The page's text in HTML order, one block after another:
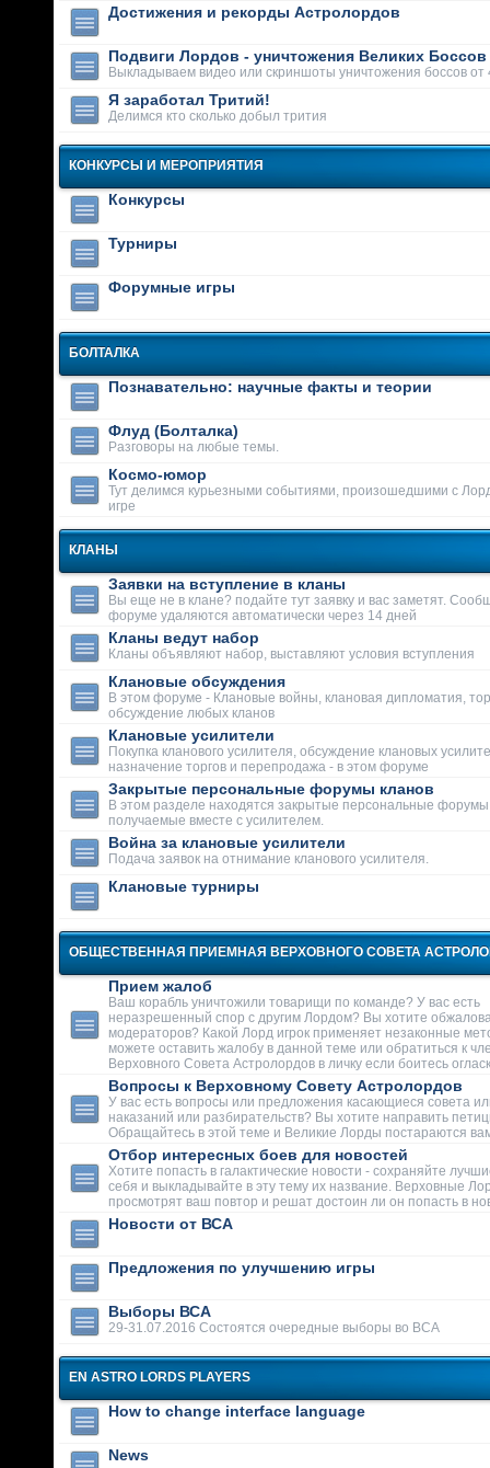
Достижения и рекорды Астролордов
Подвиги Лордов - уничтожения Великих Боссов
Выкладываем видео или скриншоты уничтожения боссов от
Я заработал Тритий!
Делимся кто сколько добыл трития
КОНКУРСЫ И МЕРОПРИЯТИЯ
Конкурсы
Турниры
Форумные игры
БОЛТАЛКА
Познавательно: научные факты и теории
Флуд (Болталка)
Разговоры на любые темы.
Космо-юмор
Тут делимся курьезными событиями, произошедшими с
игре
КЛАНЫ
Заявки на вступление в кланы
Вы еще не в клане? подайте тут заявку и вас заметят.
форуме удаляются автоматически через 14 дней
Кланы ведут набор
Кланы объявляют набор, выставляют условия вступления
Клановые обсуждения
В этом форуме - Клановые войны, клановая дипломатия,
обсуждение любых кланов
Клановые усилители
Покупка кланового усилителя, обсуждение клановых
назначение торгов и перепродажа - в этом форуме
Закрытые персональные форумы кланов
В этом разделе находятся закрытые персональные форумы
получаемые вместе с усилителем.
Война за клановые усилители
Подача заявок на отнимание кланового усилителя.
Клановые турниры
ОБЩЕСТВЕННАЯ ПРИЕМНАЯ ВЕРХОВНОГО СОВЕТА
Прием жалоб
Ваш корабль уничтожили товарищи по команде? У вас есть
неразрешенный спор с другим Лордом? Вы хотите
модераторов? Какой Лорд игрок применяет незаконные
можете оставить жалобу в данной теме или обратиться к
Верховного Совета Астролордов в личку если боитесь
Вопросы к Верховному Совету Астролордов
У вас есть вопросы или предложения касающиеся совета
наказаний или разбирательств? Вы хотите направить
Обращайтесь в этой теме и Великие Лорды постараются
Отбор интересных боев для новостей
Хотите попасть в галактические новости - сохраняйте
себя и выкладывайте в эту тему их название. Верховные
просмотрят ваш повтор и решат достоин ли он попасть в
Новости от ВСА
Предложения по улучшению игры
Выборы ВСА
29-31.07.2016 Состоятся очередные выборы во ВСА
EN ASTRO LORDS PLAYERS
How to change interface language
News